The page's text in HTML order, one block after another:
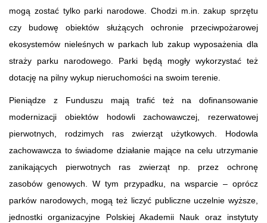
mogą zostać tylko parki narodowe. Chodzi m.in. zakup sprzętu
czy budowę obiektów służących ochronie przeciwpożarowej
ekosystemów nieleśnych w parkach lub zakup wyposażenia dla
straży parku narodowego. Parki będą mogły wykorzystać też
dotację na pilny wykup nieruchomości na swoim terenie.
Pieniądze z Funduszu mają trafić też na dofinansowanie
modernizacji obiektów hodowli zachowawczej, rezerwatowej
pierwotnych, rodzimych ras zwierząt użytkowych. Hodowla
zachowawcza to świadome działanie mające na celu utrzymanie
zanikających pierwotnych ras zwierząt np. przez ochronę
zasobów genowych. W tym przypadku, na wsparcie – oprócz
parków narodowych, mogą też liczyć publiczne uczelnie wyższe,
jednostki organizacyjne Polskiej Akademii Nauk oraz instytuty